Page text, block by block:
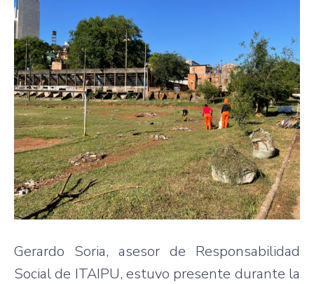
Gerardo Soria, asesor de Responsabilidad
Social de ITAIPU, estuvo presente durante la